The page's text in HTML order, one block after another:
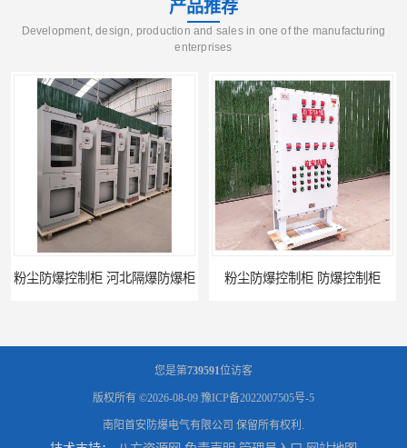
产品推荐
Development, design, production and sales in one of the manufacturing
enterprises
粉尘防爆控制柜 河北隔爆防爆柜 粉尘防爆控制柜 防爆控制柜
您是第739591位访客
版权所有 ©2026-08-09 豫ICP备2022007505号-5
南阳首安防爆电气有限公司 保留所有权利.